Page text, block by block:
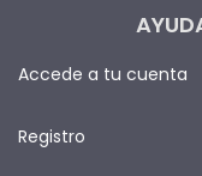
Accede a tu cuenta
Registro